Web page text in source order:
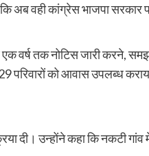
अब वही कांग्रेस भाजपा सरकार
वर्ष तक नोटिस जारी करने,
परिवारों को आवास उपलब्ध
दी। उन्होंने कहा कि नकटी गांव